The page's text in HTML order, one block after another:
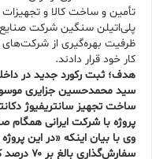
تأمین و ساخت کالا و تجهیزات
پلی‌اتیلن سنگین شرکت صنایع
ظرفیت بهره‌گیری از شرکت‌های
کار خود قرار دادند.
هدف؛ ثبت رکورد جدید در
سید محمدحسین جزایری
ساخت تجهیز سانتریفیوژ
پروژه با شرکت ایرانی
وی با بیان اینکه «در این
سفارش‌گذاری بالغ بر ۷۰ درصد